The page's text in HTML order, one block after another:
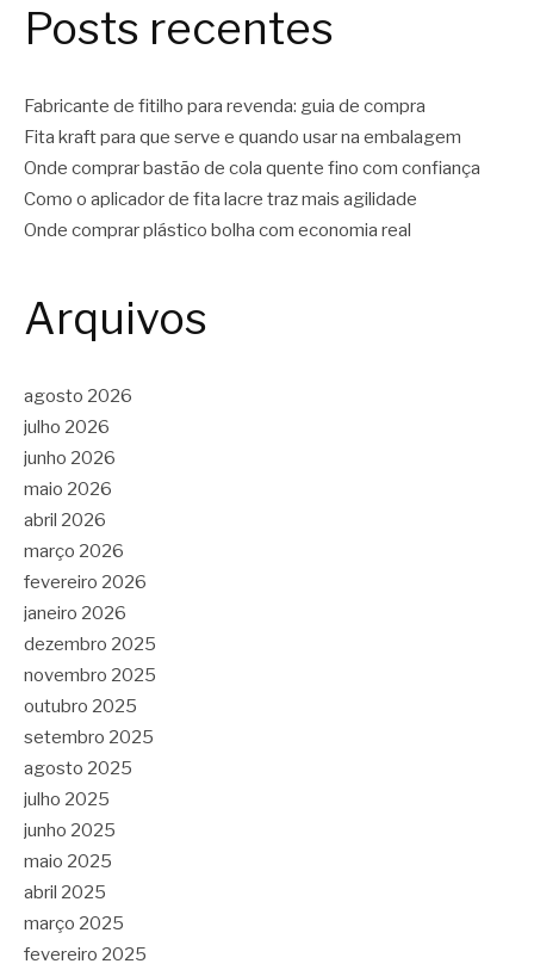
Posts recentes
Fabricante de fitilho para revenda: guia de compra
Fita kraft para que serve e quando usar na embalagem
Onde comprar bastão de cola quente fino com confiança
Como o aplicador de fita lacre traz mais agilidade
Onde comprar plástico bolha com economia real
Arquivos
agosto 2026
julho 2026
junho 2026
maio 2026
abril 2026
março 2026
fevereiro 2026
janeiro 2026
dezembro 2025
novembro 2025
outubro 2025
setembro 2025
agosto 2025
julho 2025
junho 2025
maio 2025
abril 2025
março 2025
fevereiro 2025